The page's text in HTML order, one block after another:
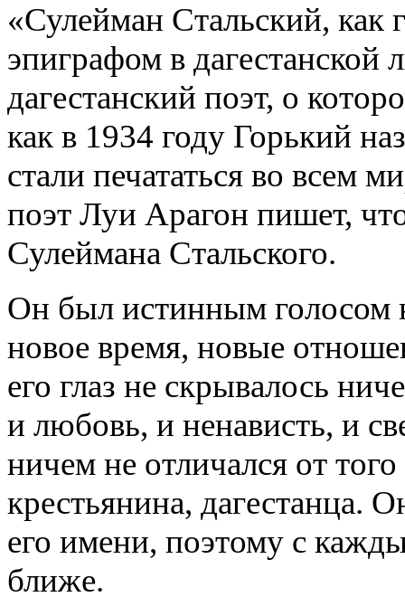
«Сулейман Стальский, как
эпиграфом в дагестанской
дагестанский поэт, о
как в 1934 году Горький
стали печататься во всем
поэт Луи Арагон пишет,
Сулеймана Стальского.
Он был истинным голосом
новое время, новые
его глаз не скрывалось
и любовь, и ненависть, и
ничем не отличался от
крестьянина, дагестанца.
его имени, поэтому с
ближе.